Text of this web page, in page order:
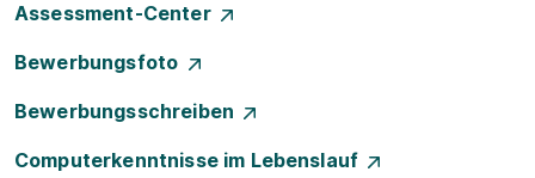
Assessment-Center
Bewerbungsfoto
Bewerbungsschreiben
Computerkenntnisse im Lebenslauf